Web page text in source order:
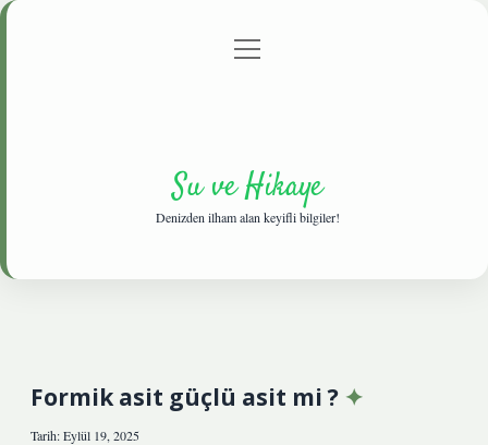
Gizlilik Politikası
menüyü
Su ve Hikaye
Denizden ilham alan keyifli bilgiler!
Formik asit güçlü asit mi ?
Tarih: Eylül 19, 2025